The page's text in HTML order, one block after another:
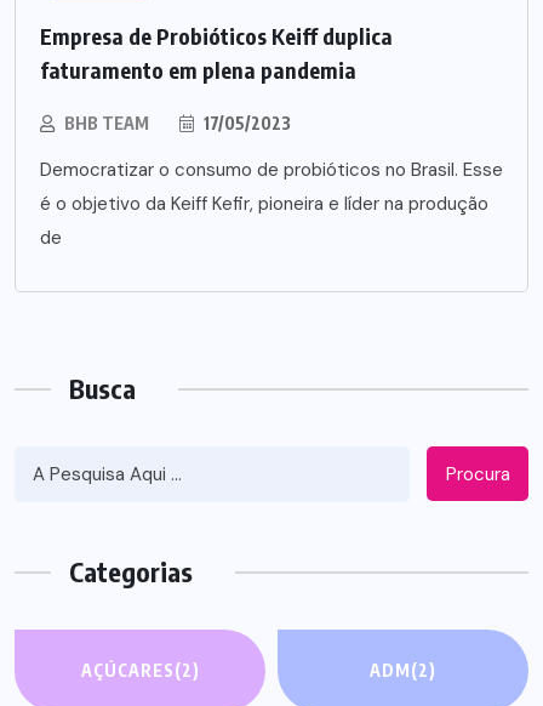
Empresa de Probióticos Keiff duplica
faturamento em plena pandemia
BHB TEAM 17/05/2023
Democratizar o consumo de probióticos no Brasil. Esse
é o objetivo da Keiff Kefir, pioneira e líder na produção
de
Busca
Procura
Categorias
AÇÚCARES(2) ADM(2)